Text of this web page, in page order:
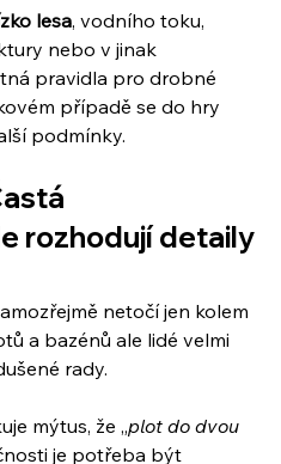
lesa, vodního toku,
nebo v jinak
pravidla pro drobné
případě se do hry
podmínky.
rozhodují detaily
netočí jen kolem
a bazénů ale lidé velmi
rady.
mýtus, že „plot do dvou
je potřeba být